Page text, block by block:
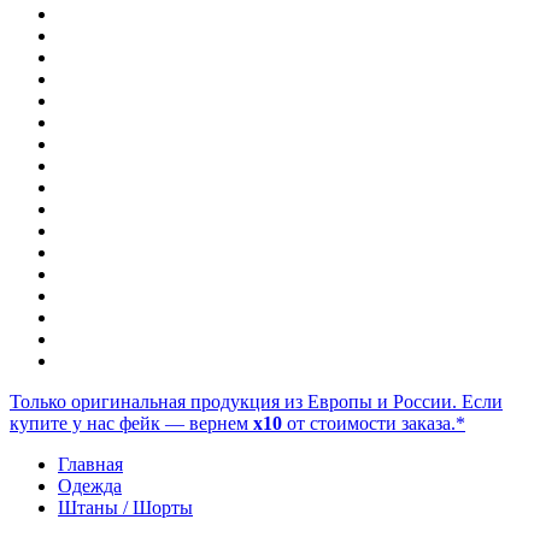
Только оригинальная продукция из Европы и России. Если
купите у нас фейк — вернем x10 от стоимости заказа.*
Главная
Одежда
Штаны / Шорты